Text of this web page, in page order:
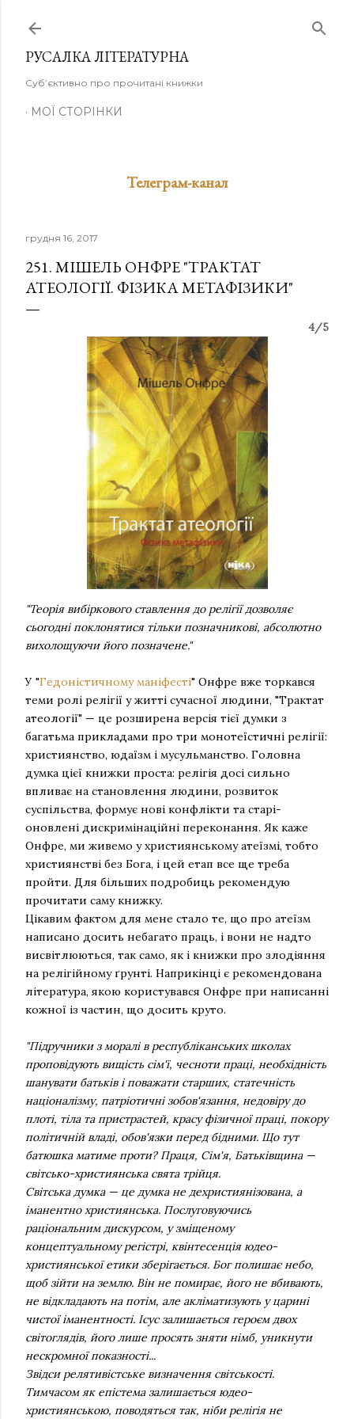
РУСАЛКА ЛІТЕРАТУРНА
Суб’єктивно про прочитані книжки
МОЇ СТОРІНКИ
Телеграм-канал
грудня 16, 2017
251. МІШЕЛЬ ОНФРЕ "ТРАКТАТ
АТЕОЛОГІЇ. ФІЗИКА МЕТАФІЗИКИ"
4/5
"Теорія вибіркового ставлення до релігії дозволяє
сьогодні поклонятися тільки позначникові, абсолютно
вихолощуючи його позначене."
У "Гедоністичному маніфесті" Онфре вже торкався
теми ролі релігії у житті сучасної людини, "Трактат
атеології" — це розширена версія тієї думки з
багатьма прикладами про три монотеїстичні релігії:
християнство, юдаїзм і мусульманство. Головна
думка цієї книжки проста: релігія досі сильно
впливає на становлення людини, розвиток
суспільства, формує нові конфлікти та старі-
оновлені дискримінаційні переконання. Як каже
Онфре, ми живемо у християнському атеїзмі, тобто
християнстві без Бога, і цей етап все ще треба
пройти. Для більших подробиць рекомендую
прочитати саму книжку.
Цікавим фактом для мене стало те, що про атеїзм
написано досить небагато праць, і вони не надто
висвітлюються, так само, як і книжки про злодіяння
на релігійному ґрунті. Наприкінці є рекомендована
література, якою користувався Онфре при написанні
кожної із частин, що досить круто.
"Підручники з моралі в республіканських школах
проповідують вищість сім'ї, чесноти праці, необхідність
шанувати батьків і поважати старших, статечність
націоналізму, патріотичні зобов'язання, недовіру до
плоті, тіла та пристрастей, красу фізичної праці, покору
політичній владі, обов'язки перед бідними. Що тут
батюшка матиме проти? Праця, Сім'я, Батьківщина —
світсько-християнська свята трійця.
Світська думка — це думка не дехристиянізована, а
іманентно християнська. Послуговуючись
раціональним дискурсом, у зміщеному
концептуальному регістрі, квінтесенція юдео-
християнської етики зберігається. Бог полишає небо,
щоб зійти на землю. Він не помирає, його не вбивають,
не відкладають на потім, але акліматизують у царині
чистої іманентності. Ісус залишається героєм двох
світоглядів, його лише просять зняти німб, уникнути
нескромної показності...
Звідси релятивістське визначення світськості.
Тимчасом як епістема залишається юдео-
християнською, поводяться так, ніби релігія не